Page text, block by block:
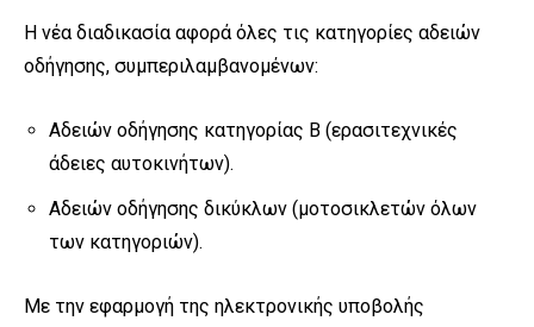
Η νέα διαδικασία αφορά όλες τις κατηγορίες αδειών
οδήγησης, συμπεριλαμβανομένων:
Αδειών οδήγησης κατηγορίας Β (ερασιτεχνικές
άδειες αυτοκινήτων).
Αδειών οδήγησης δικύκλων (μοτοσικλετών όλων
των κατηγοριών).
Με την εφαρμογή της ηλεκτρονικής υποβολής